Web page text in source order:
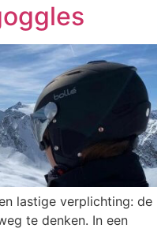
lastige verplichting: de
te denken. In een